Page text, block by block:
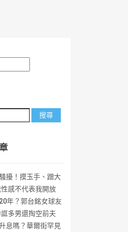
擾！摸玉手、蹭大
感不代表我開放
年？郭台銘女球友
多男還掏空前夫
息嗎？華爾街罕見